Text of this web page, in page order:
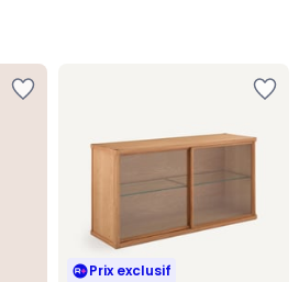
Prix exclusif